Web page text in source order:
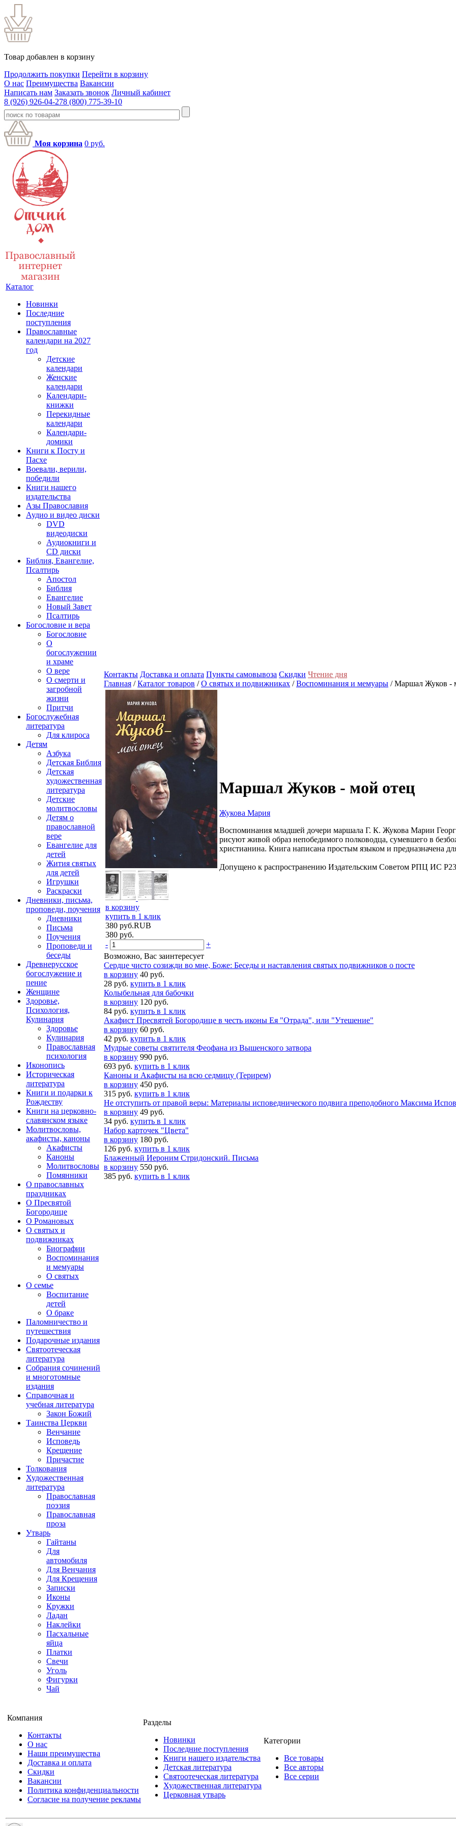
Товар добавлен в корзину
Продолжить покупки Перейти в корзину
О нас Преимущества Вакансии
Написать нам Заказать звонок Личный кабинет
8 (926) 926-04-278 (800) 775-39-10
Моя корзина 0 руб.
Каталог
Новинки
Последние
поступления
Православные
календари на 2027
год
Детские
календари
Женские
календари
Календари-
книжки
Перекидные
календари
Календари-
домики
Книги к Посту и
Пасхе
Воевали, верили,
победили
Книги нашего
издательства
Азы Православия
Аудио и видео диски
DVD
видеодиски
Аудиокниги и
CD диски
Библия, Евангелие,
Псалтирь
Апостол
Библия
Евангелие
Новый Завет
Псалтирь
Богословие и вера
Богословие
О
богослужении
и храме
О вере
О смерти и
загробной
жизни
Притчи
Богослужебная
литература
Для клироса
Детям
Азбука
Детская Библия
Детская
художественная
литература
Детские
молитвословы
Детям о
православной
вере
Евангелие для
детей
Жития святых
для детей
Игрушки
Раскраски
Дневники, письма,
проповеди, поучения
Дневники
Письма
Поучения
Проповеди и
беседы
Древнерусское
богослужение и
пение
Женщине
Здоровье,
Психология,
Кулинария
Здоровье
Кулинария
Православная
психология
Иконопись
Историческая
литература
Книги и подарки к
Рождеству
Книги на церковно-
славянском языке
Молитвословы,
акафисты, каноны
Акафисты
Каноны
Молитвословы
Помянники
О православных
праздниках
О Пресвятой
Богородице
О Романовых
О святых и
подвижниках
Биографии
Воспоминания
и мемуары
О святых
О семье
Воспитание
детей
О браке
Паломничество и
путешествия
Подарочные издания
Святоотеческая
литература
Собрания сочинений
и многотомные
издания
Справочная и
учебная литература
Закон Божий
Таинства Церкви
Венчание
Исповедь
Крещение
Причастие
Толкования
Художественная
литература
Православная
поэзия
Православная
проза
Утварь
Гайтаны
Для
автомобиля
Для Венчания
Для Крещения
Записки
Иконы
Кружки
Ладан
Наклейки
Пасхальные
яйца
Платки
Свечи
Уголь
Фигурки
Чай
Контакты Доставка и оплата Пункты самовывоза Скидки Чтение дня
Главная /Каталог товаров /О святых и подвижниках /Воспоминания и мемуары / Маршал Жуков -
в корзину
купить в 1 клик
380 руб.RUB
380 руб.
-
+
Маршал Жуков - мой отец
Жукова Мария
Воспоминания младшей дочери маршала Г. К. Жукова Марии
рисуют живой образ непобедимого полководца, сумевшего в
христианина. Книга написана простым языком и предназначена
Допущено к распространению Издательским Советом РПЦ ИС
Возможно, Вас заинтересует
Сердце чисто созижди во мне, Боже: Беседы и наставления святых подвижников о посте
в корзину 40 руб.
28 руб. купить в 1 клик
Колыбельная для бабочки
в корзину 120 руб.
84 руб. купить в 1 клик
Акафист Пресвятей Богородице в честь иконы Ея "Отрада", или "Утешение"
в корзину 60 руб.
42 руб. купить в 1 клик
Мудрые советы святителя Феофана из Вышенского затвора
в корзину 990 руб.
693 руб. купить в 1 клик
Каноны и Акафисты на всю седмицу (Терирем)
в корзину 450 руб.
315 руб. купить в 1 клик
Не отступить от правой веры: Материалы исповеднического подвига преподобного Максима
в корзину 49 руб.
34 руб. купить в 1 клик
Набор карточек "Цвета"
в корзину 180 руб.
126 руб. купить в 1 клик
Блаженный Иероним Стридонский. Письма
в корзину 550 руб.
385 руб. купить в 1 клик
Компания
Контакты
О нас
Наши преимущества
Доставка и оплата
Скидки
Вакансии
Политика конфиденциальности
Согласие на получение рекламы
Разделы
Новинки
Последние поступления
Книги нашего издательства
Детская литература
Святоотеческая литература
Художественная литература
Церковная утварь
Категории
Все товары
Все авторы
Все серии